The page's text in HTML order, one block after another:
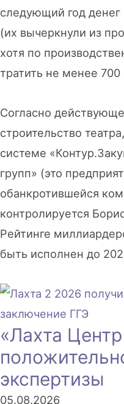
следующий год
(их вычеркнули из
хотя по
тратить не менее
Согласно
строительство
системе
групп» (это
обанкротившейся
контролируется
Рейтинге
быть исполнен до
«Лахта
экспертизы
05.08.2026